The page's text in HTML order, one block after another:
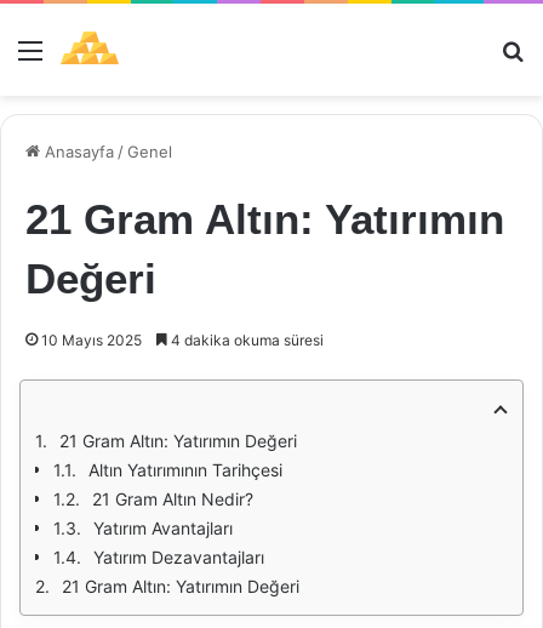
Menü
Anasayfa /Genel
21 Gram Altın: Yatırımın
Değeri
10 Mayıs 2025 4 dakika okuma süresi
21 Gram Altın: Yatırımın Değeri
Altın Yatırımının Tarihçesi
21 Gram Altın Nedir?
Yatırım Avantajları
Yatırım Dezavantajları
21 Gram Altın: Yatırımın Değeri